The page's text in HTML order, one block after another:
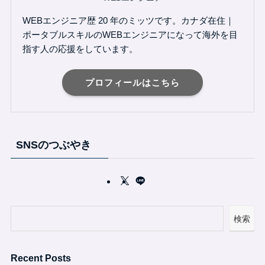
WEBエンジニア歴 20 年のミッツです。カナダ在住｜
ポータブルスキルのWEBエンジニアになって海外を目
指す人の応援をしています。
プロフィールはこちら
SNSのつぶやき
検索
Recent Posts